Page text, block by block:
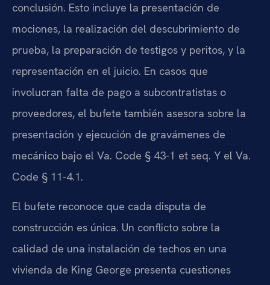
conclusión. Esto incluye la presentación de
mociones, la realización del descubrimiento de
prueba, la preparación de testigos y peritos, y la
representación en el juicio. En casos que
involucran falta de pago a subcontratistas o
proveedores, el bufete también asesora sobre la
presentación y ejecución de gravámenes de
mecánico bajo el Va. Code § 43-1 et seq. Y el Va.
Code § 11-4.1.
El bufete reconoce que cada disputa de
construcción es única. Un conflicto sobre la
calidad de una instalación de techos en una
vivienda de King George presenta cuestiones